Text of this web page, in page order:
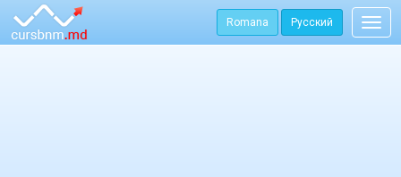
Romana Русский